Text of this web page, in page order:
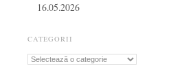
16.05.2026
CATEGORII
Categorii